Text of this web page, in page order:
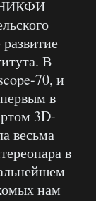
НИКФИ
В
70, и
в
3D-
весьма
в
нам